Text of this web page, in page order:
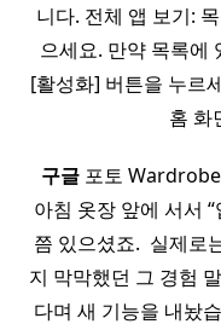
니다. 전체 앱 보기:
으세요. 만약 목록에
[활성화] 버튼을 누르
홈 화
구글포토
아침 옷장 앞에 서서
쯤 있으셨죠. ​ 실제로
지 막막했던 그 경험
다며 새 기능을 내놨